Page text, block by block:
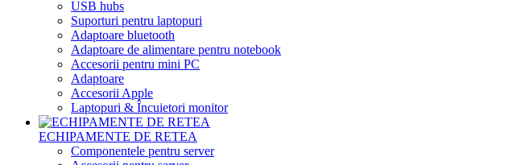
USB hubs
Suporturi pentru laptopuri
Adaptoare bluetooth
Adaptoare de alimentare pentru notebook
Accesorii pentru mini PC
Adaptoare
Accesorii Apple
Laptopuri & Încuietori monitor
ECHIPAMENTE DE RETEA
Componentele pentru server